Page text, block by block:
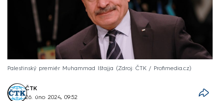
Palestinský premiér Muhammad Ištajja Zdroj: ČTK / Profimedia.cz
ČTK
26. úno 2024, 09:52